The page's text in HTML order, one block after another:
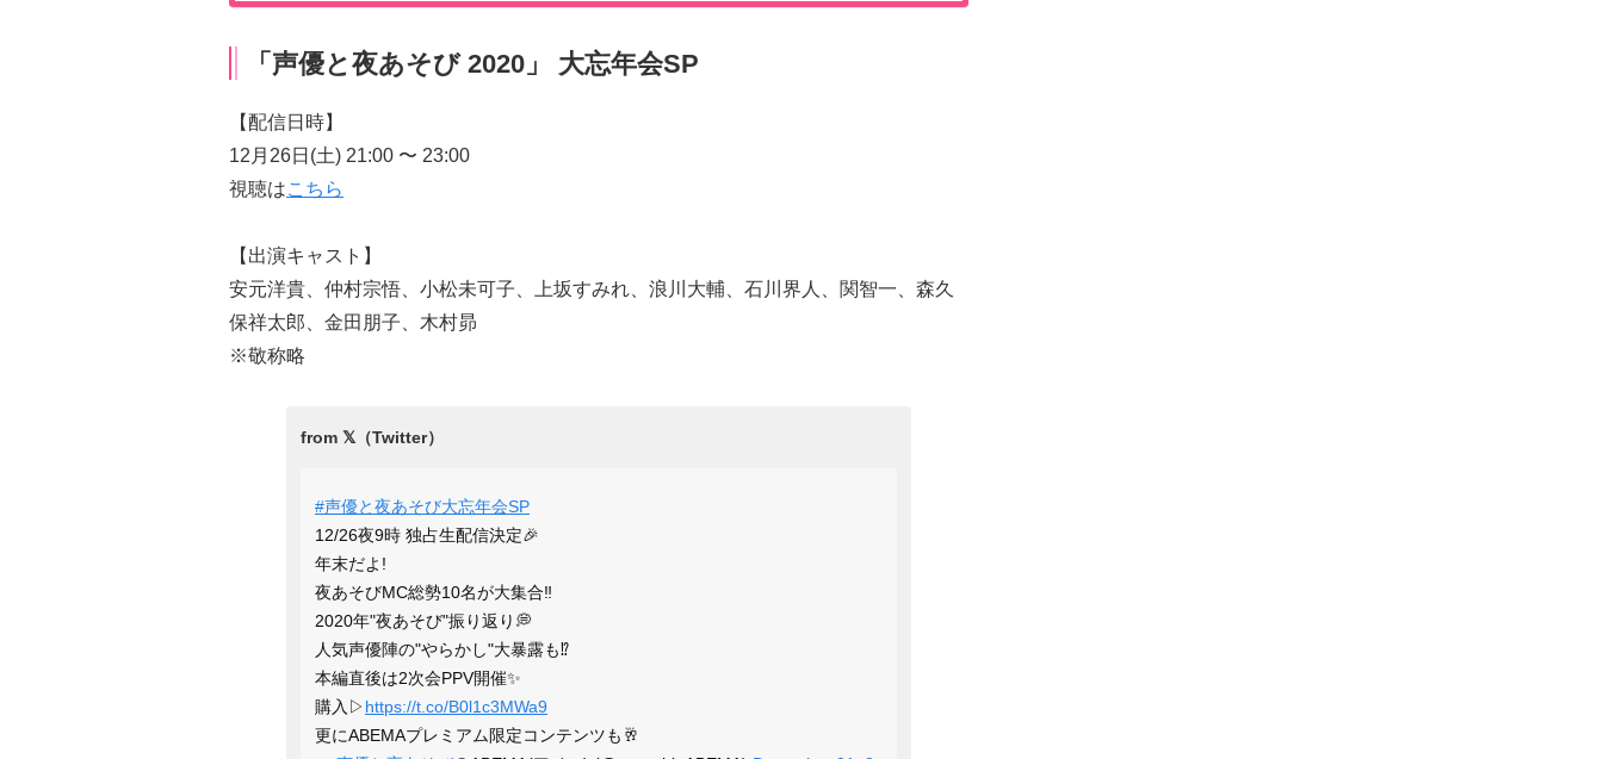
「声優と夜あそび 2020」 大忘年会SP
【配信日時】
12月26日(土) 21:00 〜 23:00
視聴はこちら
【出演キャスト】
安元洋貴、仲村宗悟、小松未可子、上坂すみれ、浪川大輔、石川界人、関智一、森久
保祥太郎、金田朋子、木村昴
※敬称略
#声優と夜あそび大忘年会SP
12/26夜9時 独占生配信決定🎉
年末だよ!
夜あそびMC総勢10名が大集合‼️
2020年"夜あそび"振り返り💭
人気声優陣の"やらかし"大暴露も⁉️
本編直後は2次会PPV開催✨
購入▷ https://t.co/B0l1c3MWa9
更にABEMAプレミアム限定コンテンツも🥂